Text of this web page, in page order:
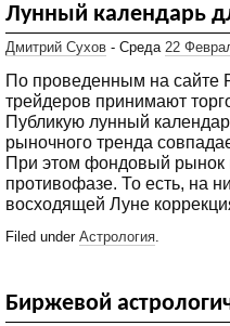
Лунный календарь
Дмитрий Сухов - Среда 22
По проведенным на сайте
трейдеров принимают
Публикую лунный
рыночного тренда
При этом фондовый рынок
противофазе. То есть, на
восходящей Луне
Filed under Астрология
Биржевой